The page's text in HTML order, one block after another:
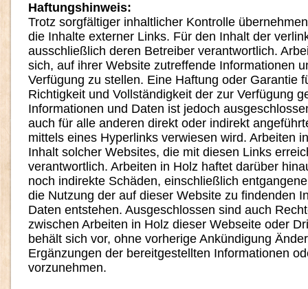
Haftungshinweis:
Trotz sorgfältiger inhaltlicher Kontrolle
die Inhalte externer Links. Für den Inhalt der
ausschließlich deren Betreiber verantwortlich.
sich, auf ihrer Website zutreffende Informationen
Verfügung zu stellen. Eine Haftung oder Garantie
Richtigkeit und Vollständigkeit der zur Verfügung
Informationen und Daten ist jedoch
auch für alle anderen direkt oder indirekt
mittels eines Hyperlinks verwiesen wird. Arbeiten
Inhalt solcher Websites, die mit diesen Links
verantwortlich. Arbeiten in Holz haftet darüber
noch indirekte Schäden, einschließlich
die Nutzung der auf dieser Website zu findenden
Daten entstehen. Ausgeschlossen sind auch
zwischen Arbeiten in Holz dieser Webseite oder
behält sich vor, ohne vorherige Ankündigung
Ergänzungen der bereitgestellten Informationen
vorzunehmen.